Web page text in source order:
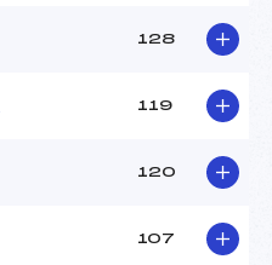
128
119
120
107